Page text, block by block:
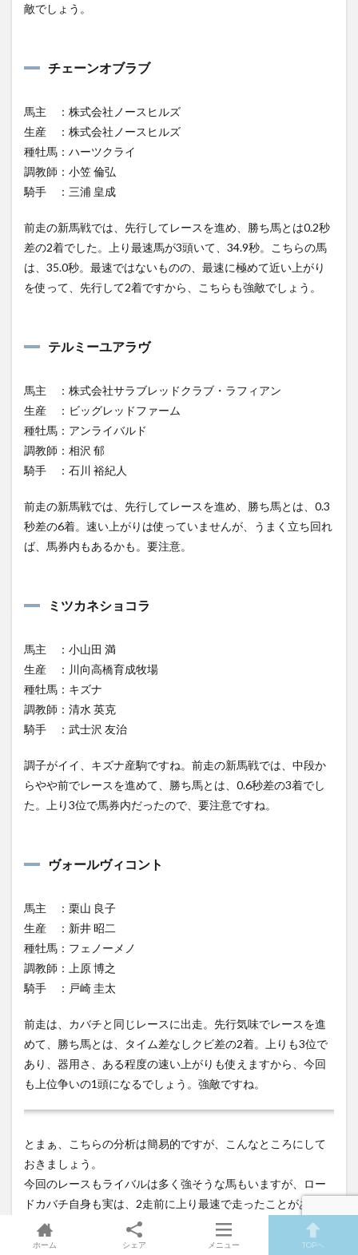
敵でしょう。
チェーンオブラブ
馬主 ：株式会社ノースヒルズ
生産 ：株式会社ノースヒルズ
種牡馬：ハーツクライ
調教師：小笠 倫弘
騎手 ：三浦 皇成
前走の新馬戦では、先行してレースを進め、勝ち馬とは0.2秒
差の2着でした。上り最速馬が3頭いて、34.9秒。こちらの馬
は、35.0秒。最速ではないものの、最速に極めて近い上がり
を使って、先行して2着ですから、こちらも強敵でしょう。
テルミーユアラヴ
馬主 ：株式会社サラブレッドクラブ・ラフィアン
生産 ：ビッグレッドファーム
種牡馬：アンライバルド
調教師：相沢 郁
騎手 ：石川 裕紀人
前走の新馬戦では、先行してレースを進め、勝ち馬とは、0.3
秒差の6着。速い上がりは使っていませんが、うまく立ち回れ
ば、馬券内もあるかも。要注意。
ミツカネショコラ
馬主 ：小山田 満
生産 ：川向高橋育成牧場
種牡馬：キズナ
調教師：清水 英克
騎手 ：武士沢 友治
調子がイイ、キズナ産駒ですね。前走の新馬戦では、中段か
らやや前でレースを進めて、勝ち馬とは、0.6秒差の3着でし
た。上り3位で馬券内だったので、要注意ですね。
ヴォールヴィコント
馬主 ：栗山 良子
生産 ：新井 昭二
種牡馬：フェノーメノ
調教師：上原 博之
騎手 ：戸崎 圭太
前走は、カバチと同じレースに出走。先行気味でレースを進
めて、勝ち馬とは、タイム差なしクビ差の2着。上りも3位で
あり、器用さ、ある程度の速い上がりも使えますから、今回
も上位争いの1頭になるでしょう。強敵ですね。
とまぁ、こちらの分析は簡易的ですが、こんなところにして
おきましょう。
今回のレースもライバルは多く強そうな馬もいますが、ロー
ドカバチ自身も実は、2走前に上り最速で走ったことがありま
す。勝馬とは0.4秒差なので、協調材料としてはギリギリのラ
インですが、全然ダメではないはずです。距離も1200mを経
ホーム シェア メニュー TOPへ